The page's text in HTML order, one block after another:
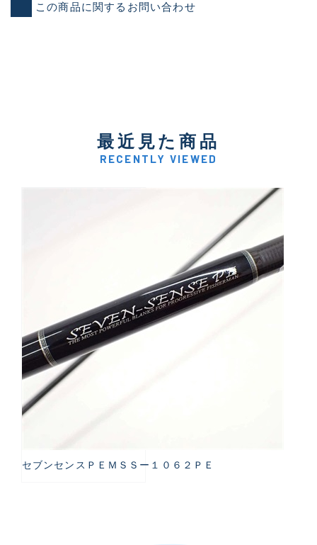
この商品に関するお問い合わせ
最近見た商品
RECENTLY VIEWED
セブンセンスＰＥＭＳＳー１０６２ＰＥ